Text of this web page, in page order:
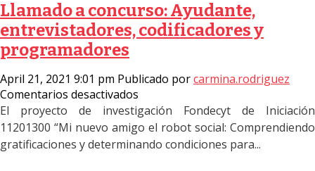
Llamado a concurso: Ayudante,
entrevistadores, codificadores y
programadores
April 21, 2021 9:01 pm Publicado porcarmina.rodriguez
Comentarios desactivados
Llamado
a
concurso:
El proyecto de investigación Fondecyt de Iniciación
11201300 “Mi nuevo amigo el robot social: Comprendiendo
gratificaciones y determinando condiciones para...